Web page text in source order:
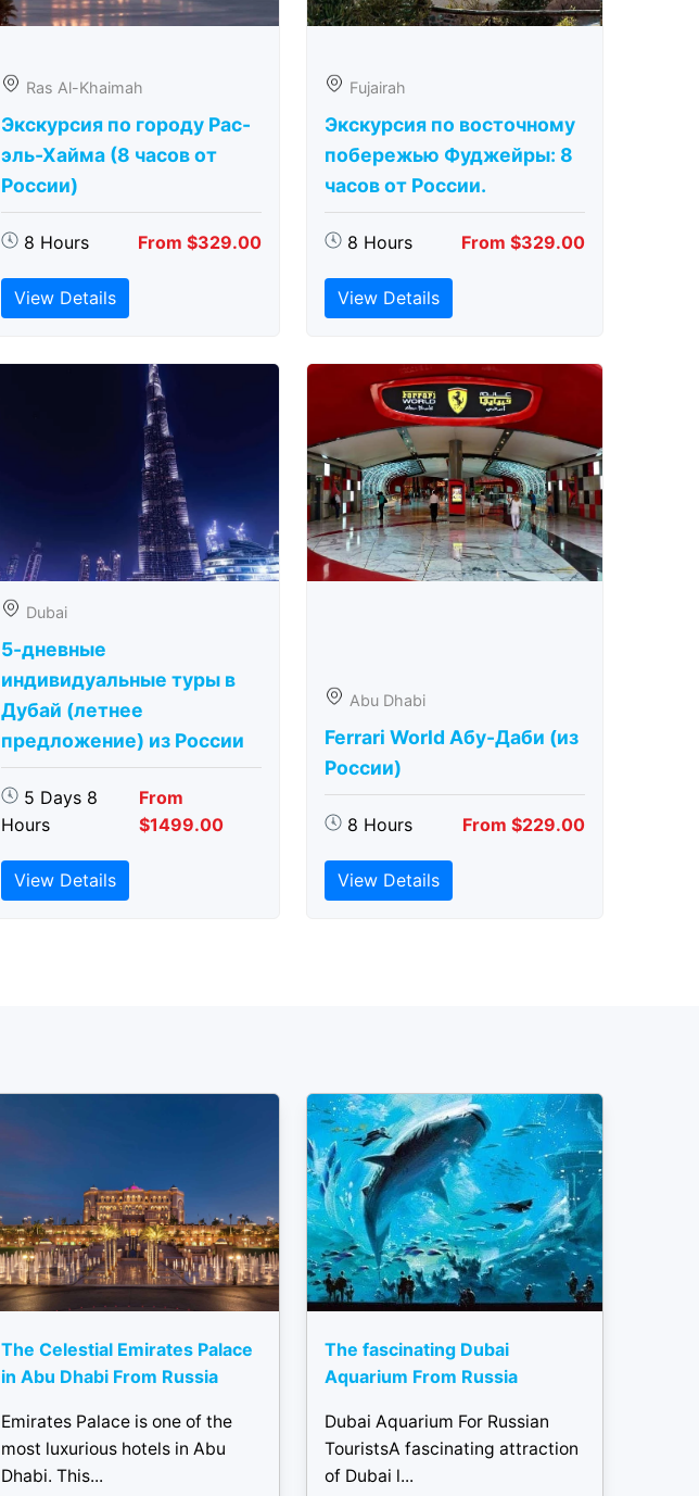
Ras Al-Khaimah
Экскурсия по городу Рас-
эль-Хайма (8 часов от
России)
8 Hours From $329.00
View Details
Fujairah
Экскурсия по восточному
побережью Фуджейры: 8
часов от России.
8 Hours From $329.00
View Details
Dubai
5-дневные
индивидуальные туры в
Дубай (летнее
предложение) из России
5 Days 8
Hours
From
$1499.00
View Details
Abu Dhabi
Ferrari World Абу-Даби (из
России)
8 Hours From $229.00
View Details
The Celestial Emirates Palace
in Abu Dhabi From Russia
Emirates Palace is one of the
most luxurious hotels in Abu
Dhabi. This...
The fascinating Dubai
Aquarium From Russia
Dubai Aquarium For Russian
TouristsA fascinating attraction
of Dubai l...